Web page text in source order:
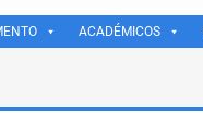
ACADÉMICOS